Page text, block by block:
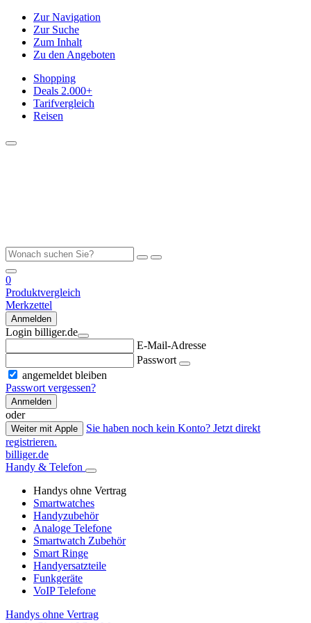
Zur Navigation
Zur Suche
Zum Inhalt
Zu den Angeboten
Shopping
Deals 2.000+
Tarifvergleich
Reisen
0
Produktvergleich
Merkzettel
Anmelden
Login billiger.de
E-Mail-Adresse
Passwort
angemeldet bleiben
Passwort vergessen?
Anmelden
oder
Weiter mit Apple
Sie haben noch kein Konto? Jetzt direkt
registrieren.
billiger.de
Handy & Telefon
Handys ohne Vertrag
Smartwatches
Handyzubehör
Analoge Telefone
Smartwatch Zubehör
Smart Ringe
Handyersatzteile
Funkgeräte
VoIP Telefone
Handys ohne Vertrag